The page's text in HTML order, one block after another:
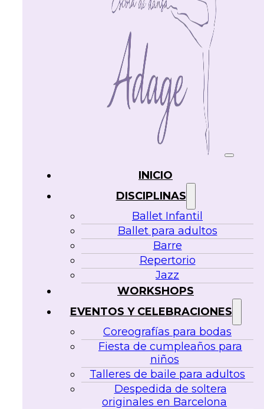
INICIO
DISCIPLINAS
Ballet Infantil
Ballet para adultos
Barre
Repertorio
Jazz
WORKSHOPS
EVENTOS Y CELEBRACIONES
Coreografías para bodas
Fiesta de cumpleaños para
niños
Talleres de baile para adultos
Despedida de soltera
originales en Barcelona